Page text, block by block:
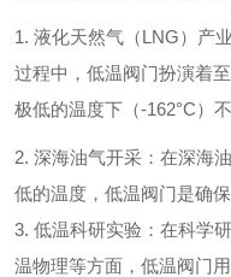
1. 液化天然气（LNG）产
过程中，低温阀门扮演着
极低的温度下（-162°C）
2. 深海油气开采：在深海
低的温度，低温阀门是确
3. 低温科研实验：在科学
温物理等方面，低温阀门